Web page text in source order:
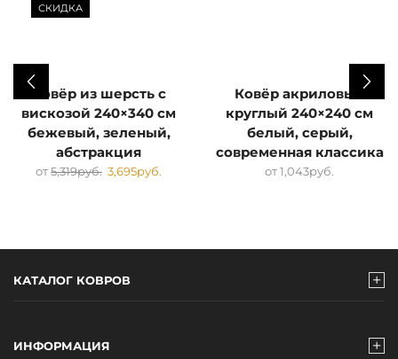
СКИДКА
Ковёр из шерсть с
вискозой 240×340 см
бежевый, зеленый,
абстракция
от5,319руб. 3,695руб.
Ковёр акриловый
круглый 240×240 см
белый, серый,
современная классика
от1,043руб.
КАТАЛОГ КОВРОВ
ИНФОРМАЦИЯ